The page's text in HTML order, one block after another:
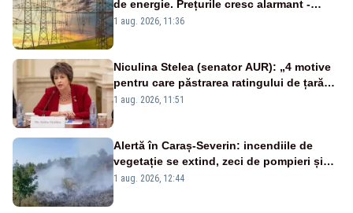
de energie. Prețurile cresc alarmant -
Analiză Realitatea Plus
1 aug. 2026, 11:36
Niculina Stelea (senator AUR): „4 motive
pentru care păstrarea ratingului de țară
nu este o reușită pentru Guvernul
1 aug. 2026, 11:51
Alertă în Caraș-Severin: incendiile de
vegetație se extind, zeci de pompieri și
silvicultori se luptă cu flăcările - VIDEO
1 aug. 2026, 12:44